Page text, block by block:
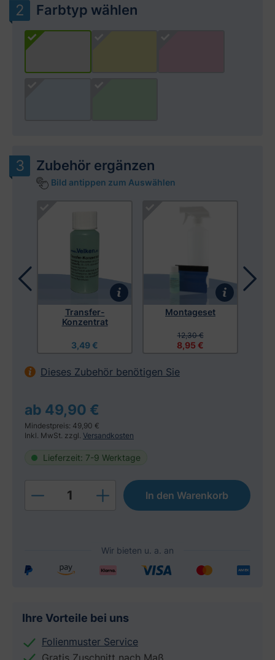
Farbtyp wählen
Zubehör ergänzen
Bild antippen zum Auswählen
Transfer-
Konzentrat
3,49 €
Montageset
8,95 €
12,30 €
Dieses Zubehör benötigen Sie
ab 49,90 €
Mindestpreis: 49,90 €
Inkl. MwSt. zzgl. Versandkosten
Lieferzeit: 7-9 Werktage
Produkt Anzahl: Gib denIn den Warenkorb
Ihre Vorteile bei uns
Folienmuster Service
Gratis Zuschnitt nach Maß